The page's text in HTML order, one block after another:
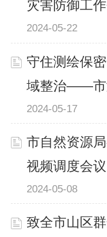
灾害防御工
2024-05-22
守住测绘保
域整治——市
2024-05-17
市自然资源
视频调度会
2024-05-08
致全市山区